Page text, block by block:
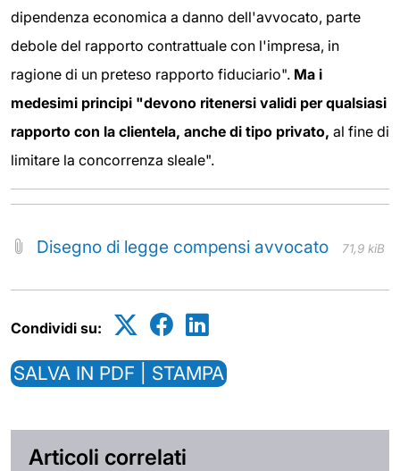
dipendenza economica a danno dell'avvocato, parte
debole del rapporto contrattuale con l'impresa, in
ragione di un preteso rapporto fiduciario". Ma i
medesimi principi "devono ritenersi validi per qualsiasi
rapporto con la clientela, anche di tipo privato, al fine di
limitare la concorrenza sleale".
Disegno di legge compensi avvocato 71,9 kiB
Condividi su:
SALVA IN PDF | STAMPA
Articoli correlati